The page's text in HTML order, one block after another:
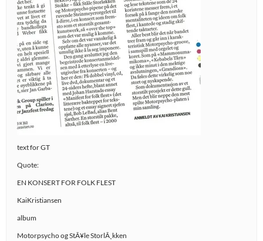
text for GT
Quote:
EN KONSERT FOR FOLK FLEST
KaiKristiansen
album
Motorpsycho og StÃ¥le StorlÃ¸kken